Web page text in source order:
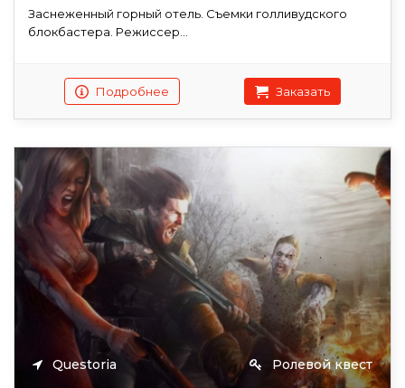
Заснеженный горный отель. Съемки голливудского
блокбастера. Режиссер...
Подробнее Заказать
Questoria Ролевой квест